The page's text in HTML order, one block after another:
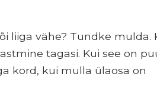
liiga vähe? Tundke mulda.
tagasi. Kui see on
kord, kui mulla ülaosa on